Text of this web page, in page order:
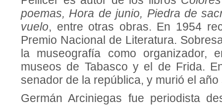
poemas, Hora de junio, Piedra de
vuelo, entre otras obras. En 1954
Premio Nacional de Literatura.
la museografía como organizador,
museos de Tabasco y el de Frida.
senador de la república, y murió el año
Germán Arciniegas fue periodista